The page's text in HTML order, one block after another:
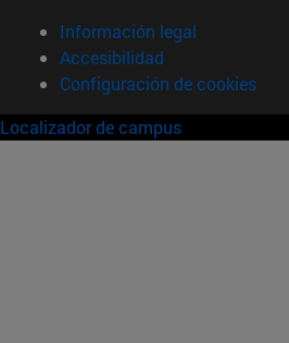
Información legal
Accesibilidad
Configuración de cookies
Localizador de campus